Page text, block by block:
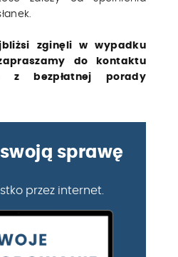
zginęli w wypadku
do kontaktu
z bezpłatnej porady
swoją sprawę
przez internet.